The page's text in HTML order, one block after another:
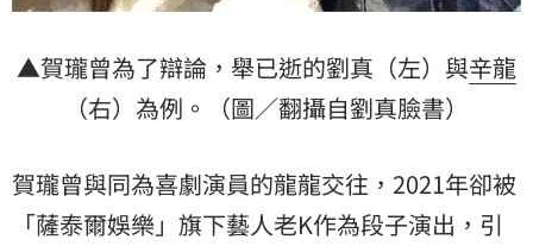
▲賀瓏曾為了辯論，舉已逝的劉真（左）與辛龍
（右）為例。（圖／翻攝自劉真臉書）
賀瓏曾與同為喜劇演員的龍龍交往，2021年卻被
「薩泰爾娛樂」旗下藝人老K作為段子演出，引